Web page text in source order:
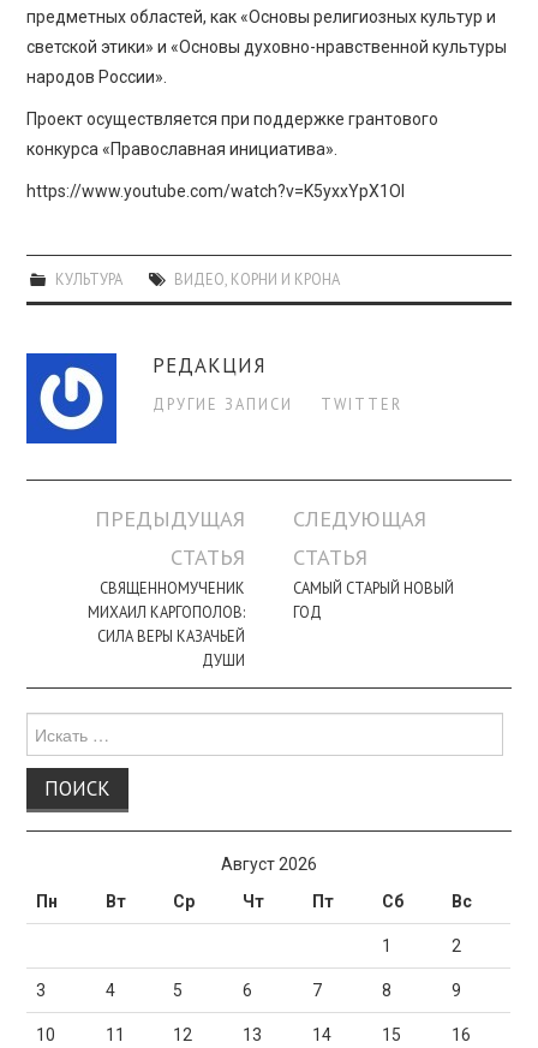
предметных областей, как «Основы религиозных культур и
светской этики» и «Основы духовно-нравственной культуры
народов России».
Проект осуществляется при поддержке грантового
конкурса «Православная инициатива».
https://www.youtube.com/watch?v=K5yxxYpX1OI
КУЛЬТУРА ВИДЕО КОРНИ И КРОНА
РЕДАКЦИЯ
ДРУГИЕ ЗАПИСИ TWITTER
Навигация
записи
ПРЕДЫДУЩАЯ
СТАТЬЯ
СВЯЩЕННОМУЧЕНИК
МИХАИЛ КАРГОПОЛОВ:
СИЛА ВЕРЫ КАЗАЧЬЕЙ
ДУШИ
СЛЕДУЮЩАЯ
СТАТЬЯ
САМЫЙ СТАРЫЙ НОВЫЙ
ГОД
для:
Август 2026
Пн
Вт Ср Чт Пт Сб Вс
1 2
3 4 5 6 7 8 9
10 11 12 13 14 15 16